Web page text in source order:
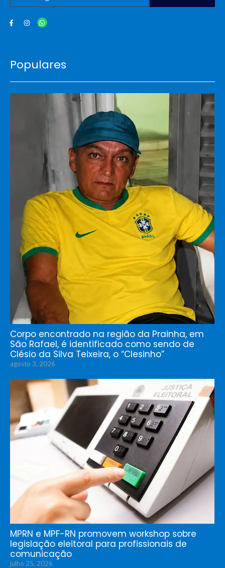
Populares
Corpo encontrado na região da Prainha, em
São Rafael, é identificado como sendo de
Clésio da Silva Teixeira, o “Clesinho”
agosto 3, 2026
MPRN e MPF-RN promovem workshop sobre
legislação eleitoral para profissionais de
comunicação
julho 25, 2026